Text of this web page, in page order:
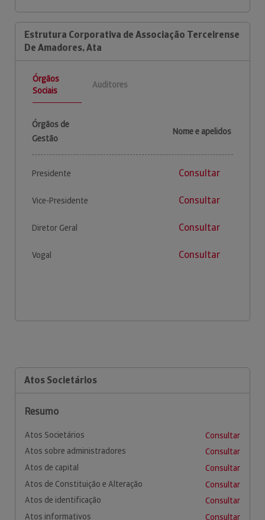
Estrutura Corporativa de Associação Terceirense
De Amadores, Ata
Órgãos
Sociais
Auditores
Órgãos de
Gestão
Nome e apelidos
Presidente Consultar
Vice-Presidente Consultar
Diretor Geral Consultar
Vogal Consultar
Atos Societários
Resumo
Atos Societários
Consultar
Atos sobre administradores
Consultar
Atos de capital
Consultar
Atos de Constituição e Alteração
Consultar
Atos de identificação
Consultar
Atos informativos
Consultar